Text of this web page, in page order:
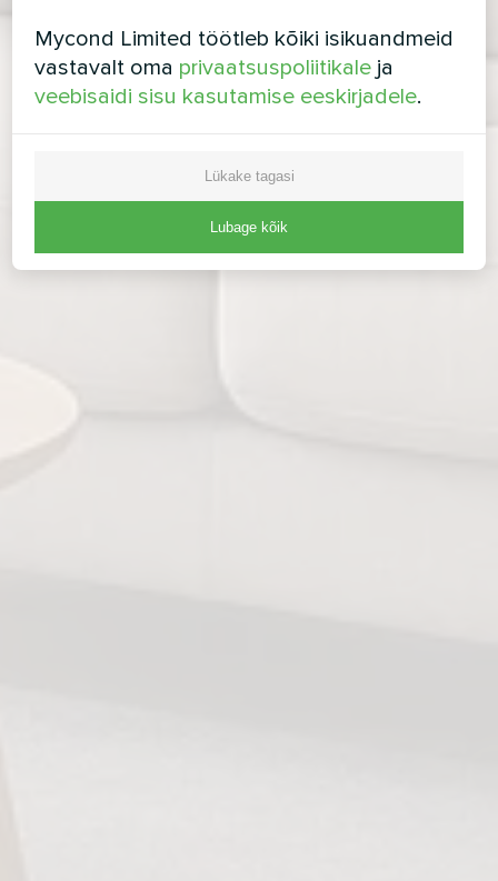
Mycond Limited töötleb kõiki isikuandmeid
vastavalt oma privaatsuspoliitikale ja
veebisaidi sisu kasutamise eeskirjadele.
Lükake tagasi
Lubage kõik